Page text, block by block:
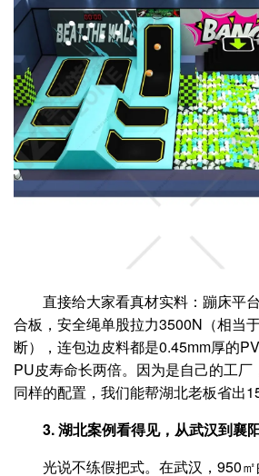
直接给大家看真材实料：蹦床平
合板，安全绳单股拉力3500N（相当
断），连包边皮料都是0.45mm厚的
PU皮寿命长两倍。因为是自己的工厂
同样的配置，我们能帮湖北老板省出
3. 湖北案例看得见，从武汉到襄
光说不练假把式。在武汉，950㎡